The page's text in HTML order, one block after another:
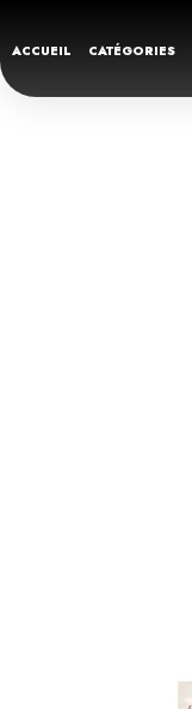
ACCUEIL CATÉGORIES